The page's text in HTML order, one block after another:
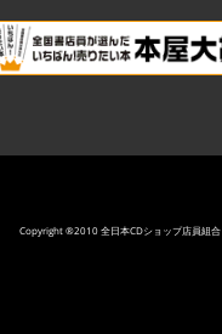
Copyright ®2010 全日本CDショップ店員組合